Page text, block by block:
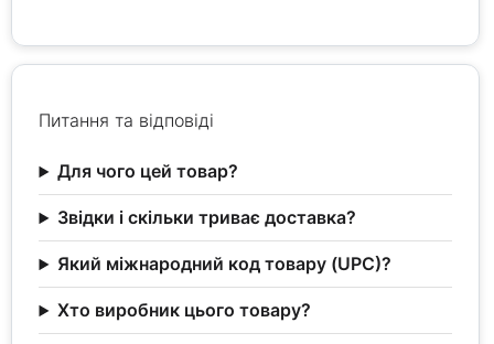
Питання та відповіді
Для чого цей товар?
Звідки і скільки триває доставка?
Який міжнародний код товару (UPC)?
Хто виробник цього товару?